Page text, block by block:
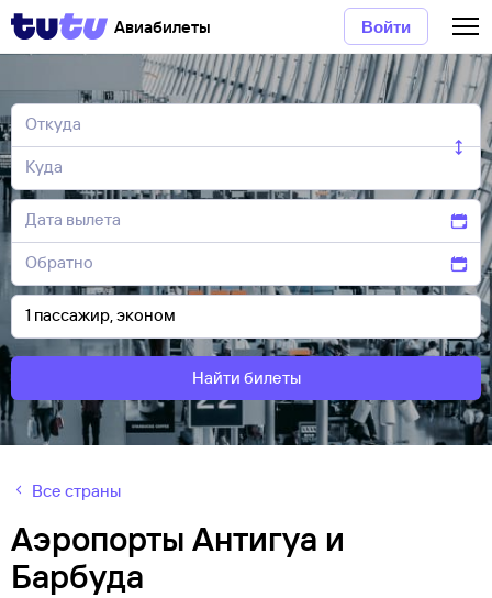
Авиабилеты Войти
Найти билеты
Все страны
Аэропорты Антигуа и
Барбуда